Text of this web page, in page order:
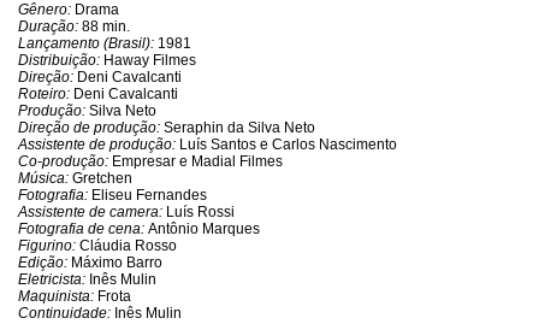
Gênero: Drama
Duração: 88 min.
Lançamento (Brasil): 1981
Distribuição: Haway Filmes
Direção: Deni Cavalcanti
Roteiro: Deni Cavalcanti
Produção: Silva Neto
Direção de produção: Seraphin da Silva Neto
Assistente de produção: Luís Santos e Carlos Nascimento
Co-produção: Empresar e Madial Filmes
Música: Gretchen
Fotografia: Eliseu Fernandes
Assistente de camera: Luís Rossi
Fotografia de cena: Antônio Marques
Figurino: Cláudia Rosso
Edição: Máximo Barro
Eletricista: Inês Mulin
Maquinista: Frota
Continuidade: Inês Mulin